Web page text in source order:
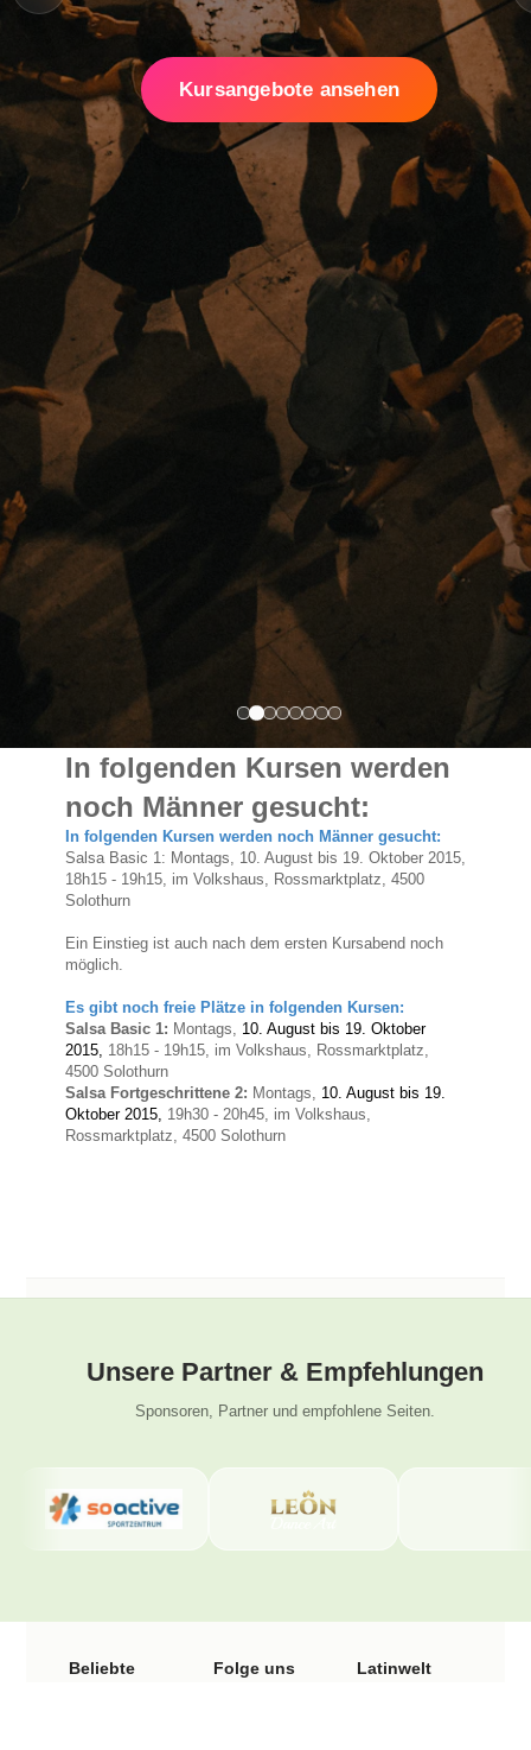
Kursangebote ansehen
In folgenden Kursen werden
noch Männer gesucht:
In folgenden Kursen werden noch Männer gesucht:
Salsa Basic 1: Montags, 10. August bis 19. Oktober 2015,
18h15 - 19h15, im Volkshaus, Rossmarktplatz, 4500
Solothurn
Ein Einstieg ist auch nach dem ersten Kursabend noch
möglich.
Es gibt noch freie Plätze in folgenden Kursen:
Salsa Basic 1: Montags, 10. August bis 19. Oktober
2015, 18h15- 19h15, im Volkshaus, Rossmarktplatz,
4500 Solothurn
Salsa Fortgeschrittene 2: Montags, 10. August bis 19.
Oktober 2015, 19h30- 20h45, im Volkshaus,
Rossmarktplatz, 4500 Solothurn
Unsere Partner & Empfehlungen
Sponsoren, Partner und empfohlene Seiten.
Beliebte
Folge uns
Latinwelt